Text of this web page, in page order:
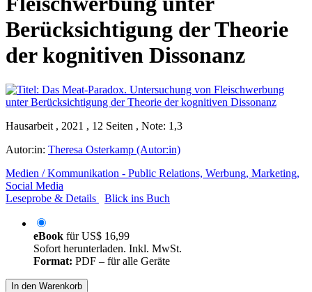
Berücksichtigung der Theorie
der kognitiven Dissonanz
Hausarbeit , 2021 , 12 Seiten , Note: 1,3
Autor:in: Theresa Osterkamp (Autor:in)
Medien / Kommunikation - Public Relations, Werbung, Marketing,
Social Media
Leseprobe & Details
Blick ins Buch
eBook fürUS$ 16,99
Sofort herunterladen. Inkl. MwSt.
Format: PDF – für alle Geräte
In den Warenkorb